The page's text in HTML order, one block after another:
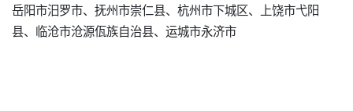
岳阳市汨罗市、抚州市崇仁县、杭州市下城区、上饶市弋阳
县、临沧市沧源佤族自治县、运城市永济市